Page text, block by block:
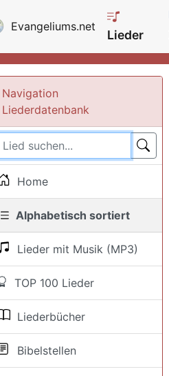
Evangeliums.net
Lieder
Navigation
Liederdatenbank
Home
Alphabetisch sortiert
Lieder mit Musik (MP3)
TOP 100 Lieder
Liederbücher
Bibelstellen